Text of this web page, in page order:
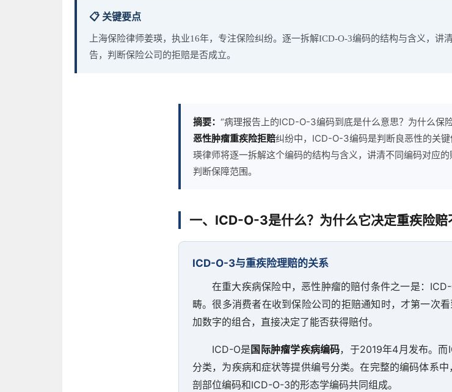
📋 关键要点
上海保险律师姜瑛，执业16年，专注保险纠纷。逐一拆解ICD-O-3编码的结构与含义，
告，判断保险公司的拒赔是否成立。
摘要： “病理报告上的ICD-O-3编码到底是什么意思？为什么保
恶性肿瘤重疾险拒赔纠纷中，ICD-O-3编码是判断良恶性的关
瑛律师将逐一拆解这个编码的结构与含义，讲清不同编码对应
判断保障范围。
一、ICD-O-3是什么？为什么它决定重疾险赔
ICD-O-3与重疾险理赔的关系
在重大疾病保险中，恶性肿瘤的赔付条件之一是：
畴。很多消费者在收到保险公司的拒赔通知时，才第一次
加数字的组合，直接决定了能否获得赔付。
ICD-O是 国际肿瘤学疾病编码，于2019年4月发布。
分类，为疾病和症状等提供编号分类。在完整的编码体系
剖部位编码和ICD-O-3的形态学编码共同组成。